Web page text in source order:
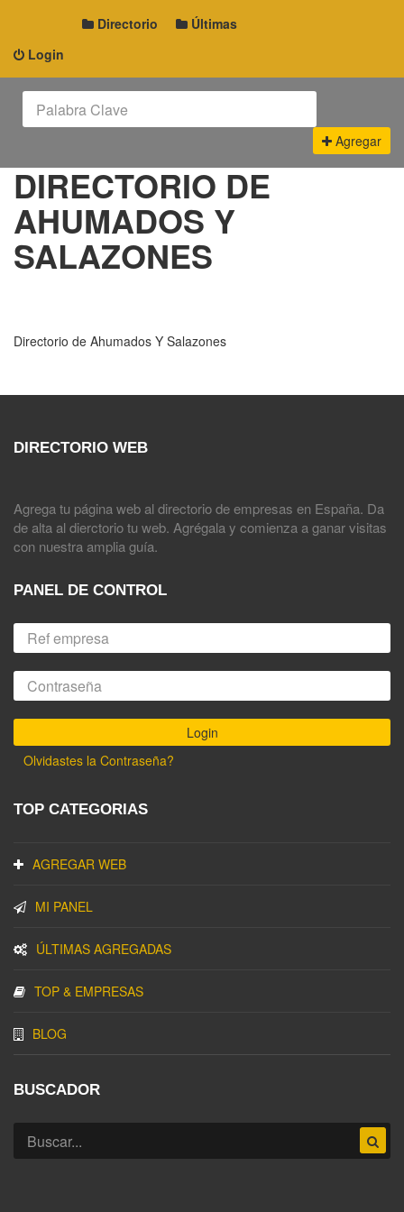
Login
Directorio Últimas
Agregar
DIRECTORIO DE
AHUMADOS Y
SALAZONES
Directorio de Ahumados Y Salazones
DIRECTORIO WEB
Agrega tu página web al directorio de empresas en España. Da
de alta al dierctorio tu web. Agrégala y comienza a ganar visitas
con nuestra amplia guía.
PANEL DE CONTROL
Olvidastes la Contraseña?
TOP CATEGORIAS
AGREGAR WEB
MI PANEL
ÚLTIMAS AGREGADAS
TOP & EMPRESAS
BLOG
BUSCADOR